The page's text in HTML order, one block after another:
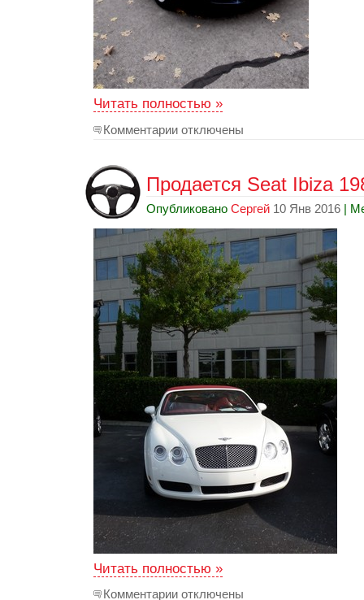
Читать полностью »
Комментарии отключены
Продается Seat Ibiza
Опубликовано Сергей 10 Янв 2016 |
Читать полностью »
Комментарии отключены